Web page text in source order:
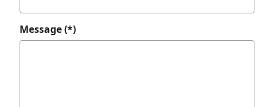
Message (*)